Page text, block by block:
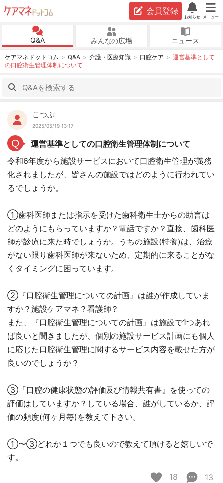
会員登録
お知らせ メニュー
Q&A みんなの広場 ニュース
ケアマネドットコム Q&A 介護・医療知識 口腔ケア
運営基準として
の口腔衛生管理体制について
こつぶ
2025/05/19 13:17
Q
運営基準としての口腔衛生管理体制について
令和6年度から施設サービスにおいて口腔衛生管理が義務
化されましたが、皆さんの施設ではどのように行われてい
るでしょうか。
①歯科医師または指示を受けた歯科衛生士からの助言は
どのようにもらっていますか？電話ですか？直接、歯科医
師が診療に来た時でしょうか。うちの施設(特養)は、治療
がない限り歯科医師が来ないため、定期的に来ることがな
くタイミングに困っています。
②『口腔衛生管理についての計画』は誰が作成していま
すか？施設ケアマネ？看護師？
また、『口腔衛生管理についての計画』は施設で1つあれ
ば良いと聞きましたが、個別の施設サービス計画にも個人
に応じた口腔衛生管理に関するサービス内容を載せた方が
良いのでしょうか？
③『口腔の健康状態の評価及び情報共有書』を使っての
評価はしていますか？している場合、誰がしているか、評
価の頻度(何ヶ月毎)を教えて下さい。
①〜③どれか１つでも良いので教えて頂けると嬉しいで
す。
18
13